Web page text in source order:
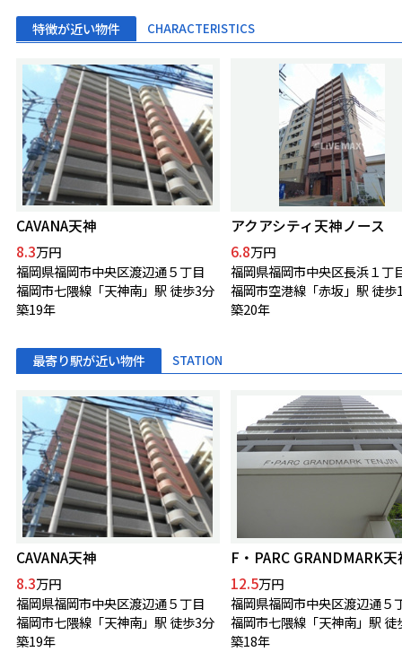
特徴が近い物件 CHARACTERISTICS
CAVANA天神
8.3万円
福岡県福岡市中央区渡辺通５丁目
福岡市七隈線「天神南」駅 徒歩3分
築19年
アクアシティ天神ノース
6.8万円
福岡県福岡市中央区長浜１丁
福岡市空港線「赤坂」駅 徒歩
築20年
最寄り駅が近い物件 STATION
CAVANA天神
8.3万円
福岡県福岡市中央区渡辺通５丁目
福岡市七隈線「天神南」駅 徒歩3分
築19年
F・PARC GRANDMARK天
12.5万円
福岡県福岡市中央区渡辺通５
福岡市七隈線「天神南」駅 徒
築18年